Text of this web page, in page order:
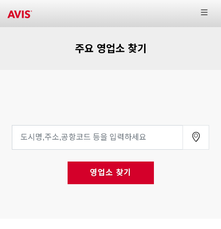
주요 영업소 찾기
영업소 찾기